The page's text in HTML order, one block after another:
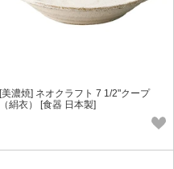
[美濃焼] ネオクラフト 7 1/2"クープ
（絹衣） [食器 日本製]